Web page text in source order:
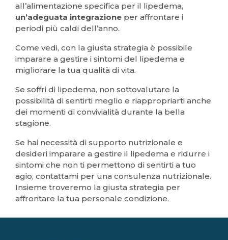
all’alimentazione specifica per il lipedema,
un’adeguata integrazione per affrontare i
periodi più caldi dell’anno.
Come vedi, con la giusta strategia è possibile
imparare a gestire i sintomi del lipedema e
migliorare la tua qualità di vita.
Se soffri di lipedema, non sottovalutare la
possibilità di sentirti meglio e riappropriarti anche
dei momenti di convivialità durante la bella
stagione.
Se hai necessità di supporto nutrizionale e
desideri imparare a gestire il lipedema e ridurre i
sintomi che non ti permettono di sentirti a tuo
agio, contattami per una consulenza nutrizionale.
Insieme troveremo la giusta strategia per
affrontare la tua personale condizione.